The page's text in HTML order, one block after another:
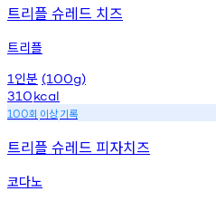
트리플 슈레드 치즈
트리플
1 인분 (100g)
310kcal
100회 이상기록
트리플 슈레드 피자치즈
코다노